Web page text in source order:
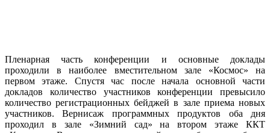
Пленарная часть конференции и основные доклады
проходили в наиболее вместительном зале «Космос» на
первом этаже. Спустя час после начала основной части
докладов количество участников конференции превысило
количество регистрационных бейджей в зале приема новых
участников. Вернисаж программных продуктов оба дня
проходил в зале «Зимний сад» на втором этаже ККТ